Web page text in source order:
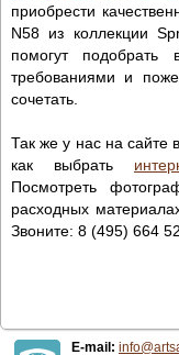
приобрести
N58 из коллекции
помогут
требованиями и
сочетать.
Так же у нас на
как выбрать
Посмотреть
расходных
Звоните: 8 (495) 664
E-mail: